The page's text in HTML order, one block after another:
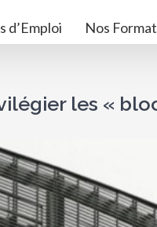
d’Emploi Nos
les «